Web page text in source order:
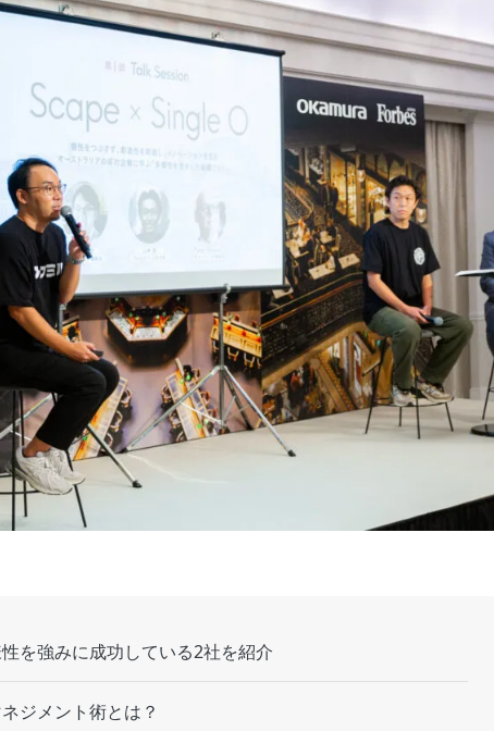
を強みに成功している2社を紹介
ジメント術とは？